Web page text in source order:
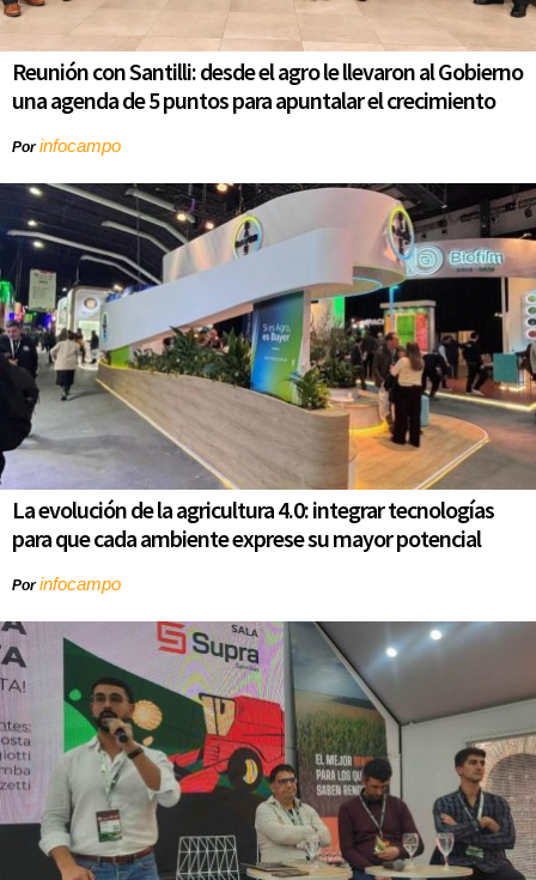
Reunión con Santilli: desde el agro le llevaron al Gobierno
una agenda de 5 puntos para apuntalar el crecimiento
Porinfocampo
La evolución de la agricultura 4.0: integrar tecnologías
para que cada ambiente exprese su mayor potencial
Porinfocampo